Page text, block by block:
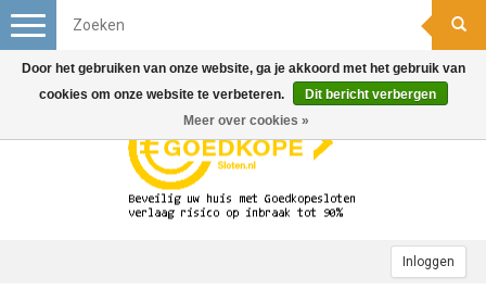
Inloggen
Toggle
navigation
Door het gebruiken van onze website, ga je akkoord met het gebruik van
cookies om onze website te verbeteren.
Dit bericht verbergen
Meer over cookies »